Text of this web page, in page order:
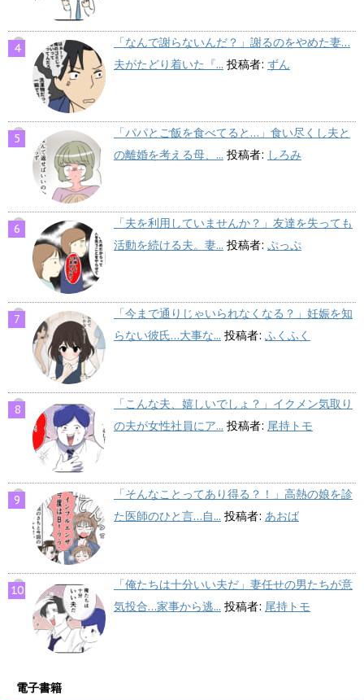
「なんで謝らないんだ？」謝るのをやめた妻…
夫がたどり着いた『... 投稿者: ずん
「パパとご飯を食べてると…」食い尽くし夫と
の離婚を考える母、... 投稿者: しろみ
「夫を利用していませんか？」友達を失っても
活動を続ける夫。妻... 投稿者: ぷっぷ
「今まで通りじゃいられなくなる？」妊娠を知
らない彼氏…大事な... 投稿者: ふくふく
「こんな夫、嬉しいでしょ？」イクメン気取り
の夫が女性社員にア... 投稿者: 尾持トモ
「そんなことってあり得る？！」高熱の娘を診
た医師のひと言…自... 投稿者: あおば
「俺たちは十分いい夫だ」妻任せの男たちが意
気投合…家事から逃... 投稿者: 尾持トモ
電子書籍